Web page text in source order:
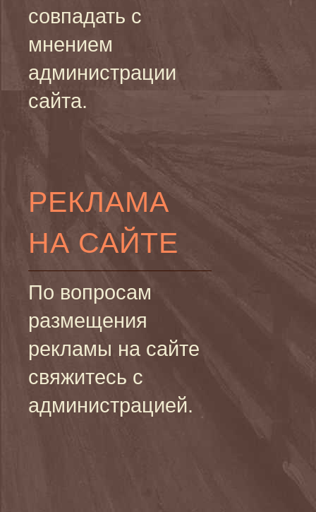
совпадать с
мнением
администрации
сайта.
РЕКЛАМА
НА САЙТЕ
По вопросам
размещения
рекламы на сайте
свяжитесь с
администрацией.